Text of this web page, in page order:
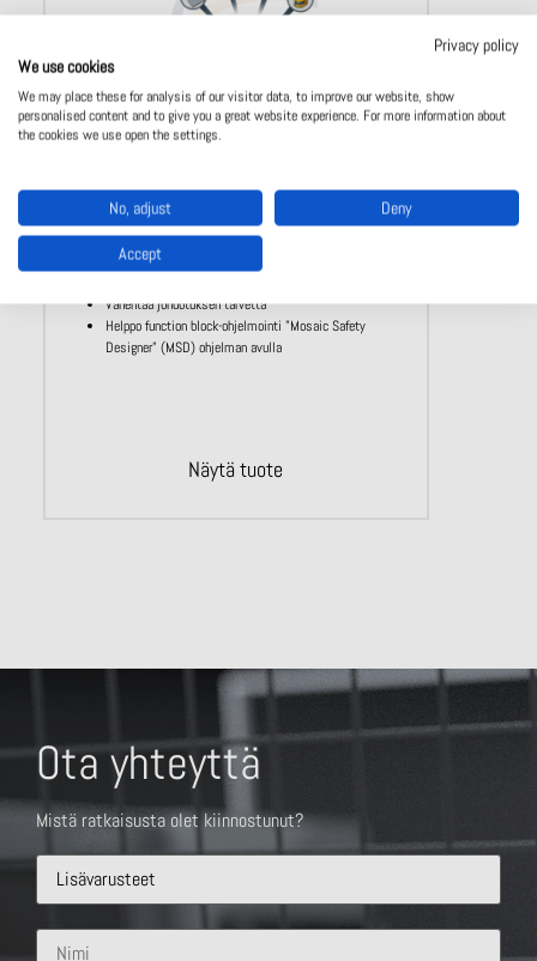
MOSAIC
Pienikokoinen ohjelmoitava turvalogiikka
turvavaloverhojen tai muiden turvalaitteiden valvontaan
Vähentää johdotuksen tarvetta
Helppo function block-ohjelmointi ”Mosaic Safety
Designer” (MSD) ohjelman avulla
Näytä tuote
Ota yhteyttä
Mistä ratkaisusta olet kiinnostunut?
Privacy policy
We use cookies
We may place these for analysis of our visitor data, to improve our website, show
personalised content and to give you a great website experience. For more information about
the cookies we use open the settings.
No, adjust Deny
Accept